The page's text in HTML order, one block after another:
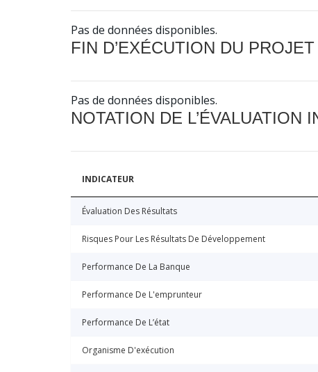
Pas de données disponibles.
FIN D’EXÉCUTION DU PROJET
Pas de données disponibles.
NOTATION DE L’ÉVALUATION
INDICATEUR
Évaluation Des Résultats
Risques Pour Les Résultats De Développement
Performance De La Banque
Performance De L'emprunteur
Performance De L’état
Organisme D'exécution